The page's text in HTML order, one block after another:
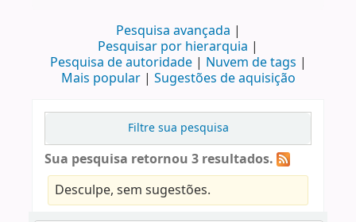
Pesquisa avançada
Pesquisar por hierarquia
Pesquisa de autoridade
Nuvem de tags
Mais popular
Sugestões de aquisição
Filtre sua pesquisa
Sua pesquisa retornou 3 resultados.
Desculpe, sem sugestões.